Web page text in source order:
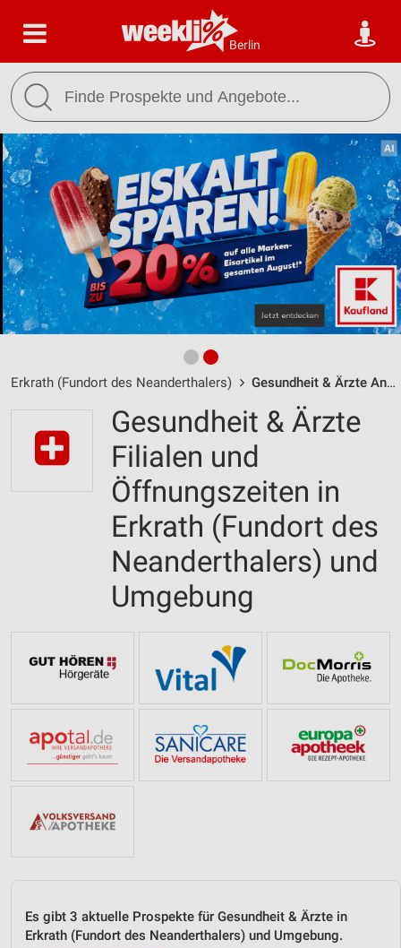
Berlin
Erkrath (Fundort des Neanderthalers) Gesundheit & Ärzte Angebote, Filialen & Öffnungszeiten
Gesundheit & Ärzte
Filialen und
Öffnungszeiten in
Erkrath (Fundort des
Neanderthalers) und
Umgebung
Es gibt 3 aktuelle Prospekte für Gesundheit & Ärzte in
Erkrath (Fundort des Neanderthalers) und Umgebung.